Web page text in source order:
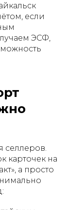
если
ЭСФ,
селлеров.
карточек на
а просто